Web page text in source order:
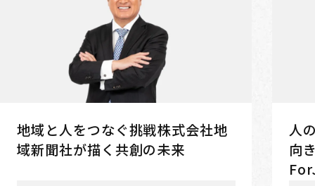
地域と人をつなぐ挑戦――株式会社地
域新聞社が描く共創の未来
人
向